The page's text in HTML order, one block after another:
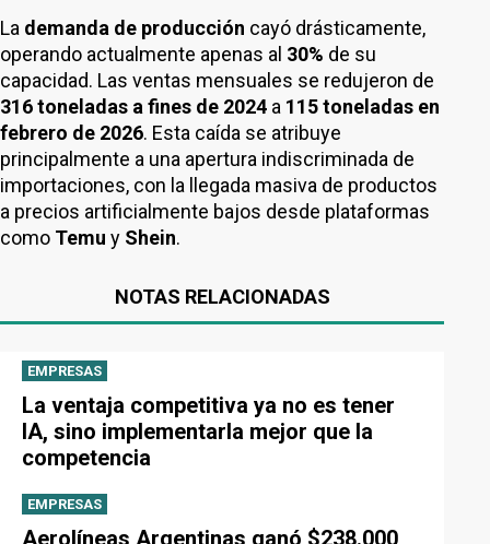
La demanda de producción cayó drásticamente,
operando actualmente apenas al 30% de su
capacidad. Las ventas mensuales se redujeron de
316 toneladas a fines de 2024 a 115 toneladas en
febrero de 2026. Esta caída se atribuye
principalmente a una apertura indiscriminada de
importaciones, con la llegada masiva de productos
a precios artificialmente bajos desde plataformas
como Temu y Shein.
NOTAS RELACIONADAS
EMPRESAS
La ventaja competitiva ya no es tener
IA, sino implementarla mejor que la
competencia
EMPRESAS
Aerolíneas Argentinas ganó $238.000